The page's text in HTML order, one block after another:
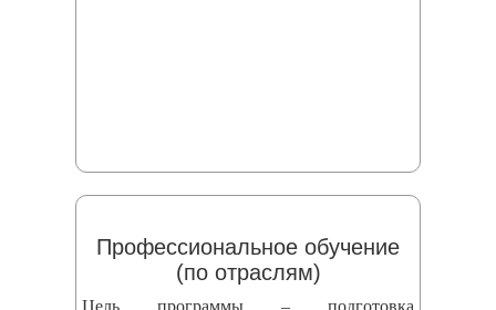
Профессиональное обучение
(по отраслям)
Цель программы – подготовка